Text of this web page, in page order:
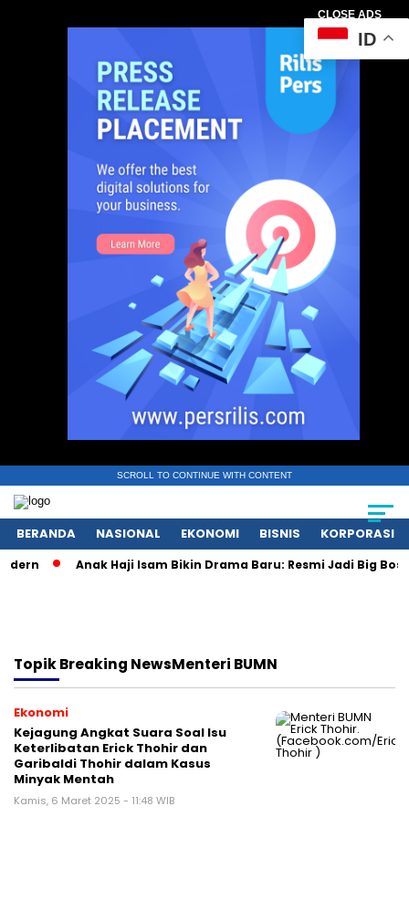
CLOSE ADS
SCROLL TO CONTINUE WITH CONTENT
BERANDA NASIONAL EKONOMI BISNIS KORPORASI
Anak Haji Isam Bikin Drama Baru: Resmi Jadi Big Boss
TopikBreaking NewsMenteri BUMN
Ekonomi
Kejagung Angkat Suara Soal Isu
Keterlibatan Erick Thohir dan
Garibaldi Thohir dalam Kasus
Minyak Mentah
Kamis, 6 Maret 2025 - 11:48 WIB
ID